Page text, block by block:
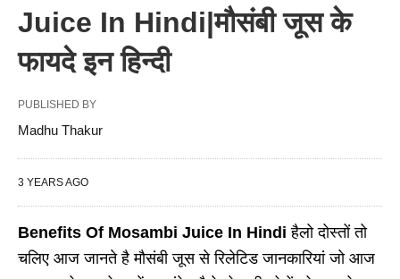
Juice In Hindi|मौसंबी जूस के
फायदे इन हिन्दी
PUBLISHED BY
Madhu Thakur
3 YEARS AGO
Benefits Of Mosambi Juice In Hindi हैलो दोस्तों तो
चलिए आज जानते है मौसंबी जूस से रिलेटिड जानकारियां जो आज